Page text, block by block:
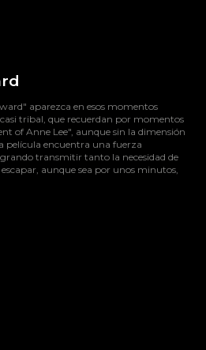
aparezca en esos momentos
tribal, que recuerdan por momentos
of Anne Lee", aunque sin la dimensión
película encuentra una fuerza
transmitir tanto la necesidad de
aunque sea por unos minutos,